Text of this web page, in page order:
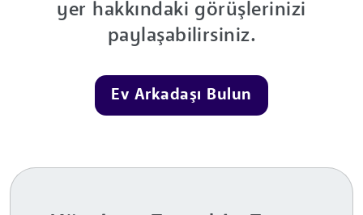
yer hakkındaki görüşlerinizi
paylaşabilirsiniz.
Ev Arkadaşı Bulun